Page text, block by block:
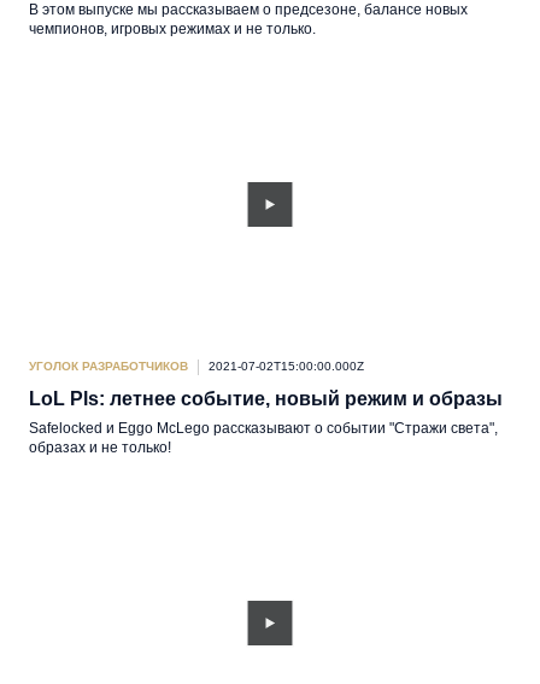
В этом выпуске мы рассказываем о предсезоне, балансе новых
чемпионов, игровых режимах и не только.
УГОЛОК РАЗРАБОТЧИКОВ 2021-07-02T15:00:00.000Z
LoL Pls: летнее событие, новый режим и образы
Safelocked и Eggo McLego рассказывают о событии "Стражи света",
образах и не только!